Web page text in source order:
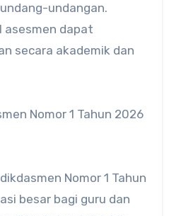
undangan.
asesmen dapat
secara akademik dan
Nomor 1 Tahun 2026
Nomor 1 Tahun
besar bagi guru dan